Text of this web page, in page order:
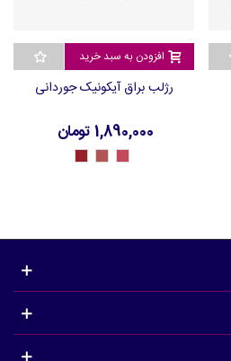
افزودن به سبد خرید
رژلب براق آیکونیک جوردانی
1,890,000 تومان
46957
-
46958
-
46959
-